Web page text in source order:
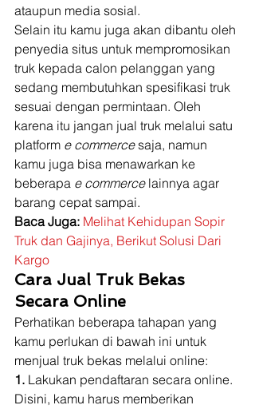
ataupun media sosial.
Selain itu kamu juga akan dibantu oleh
penyedia situs untuk mempromosikan
truk kepada calon pelanggan yang
sedang membutuhkan spesifikasi truk
sesuai dengan permintaan. Oleh
karena itu jangan jual truk melalui satu
platform e commerce saja, namun
kamu juga bisa menawarkan ke
beberapa e commerce lainnya agar
barang cepat sampai.
Baca Juga: Melihat Kehidupan Sopir
Truk dan Gajinya, Berikut Solusi Dari
Kargo
Cara Jual Truk Bekas
Secara Online
Perhatikan beberapa tahapan yang
kamu perlukan di bawah ini untuk
menjual truk bekas melalui online:
1. Lakukan pendaftaran secara online.
Disini, kamu harus memberikan